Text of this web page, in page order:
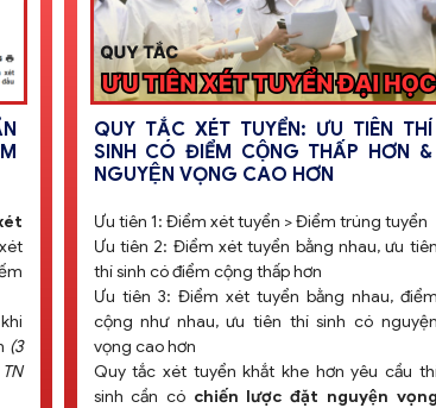
SIÊT CHẶT QUY CHẾ: CÁC TRƯỜNG
ĐẠI HỌC CHỈ ĐƯỢC SỬ DỤNG TỐI
ĐA 5 PHƯƠNG THỨC XÉT TUYỂN
Việc giới hạn phương thức xét tuyển yêu cầu
các trường chọn lọc phương thức xét tuyển
tối ưu, nâng chuẩn đầu vào.
Trong xu hướng này, các trường Đại học top
đầu thường ưu tiên lựa chọn xét tuyển bằng
điểm của các kỳ thi đã được chuẩn hóa và
được nhiều thí sinh tham gia nhưKỳ thi Đánh
giá năng lực & Đánh giá tư duy (TSA, HSA,